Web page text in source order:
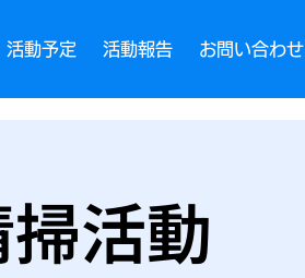
活動予定 活動報告 お問い合わせ
活動